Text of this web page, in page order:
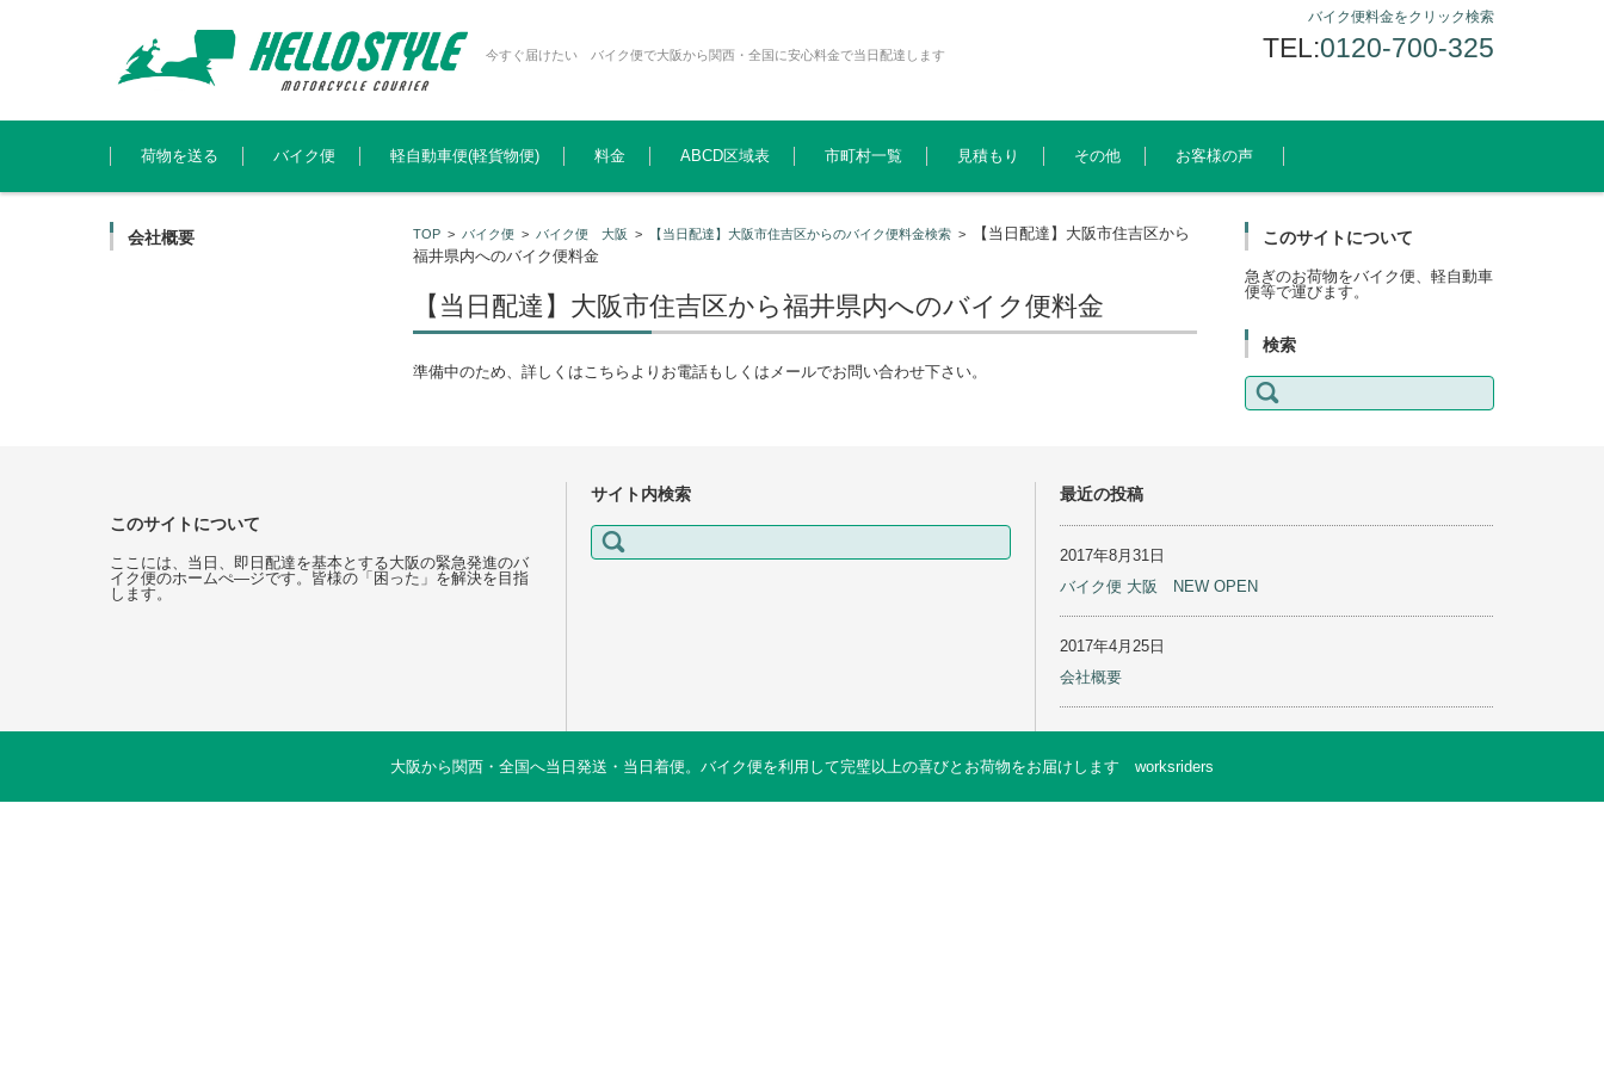
今すぐ届けたい バイク便で大阪から関西・全国に安心料金で当日配達します
バイク便料金をクリック検索
TEL:0120-700-325
コンテンツに移動
荷物を送る
バイク便 軽自動車便(軽貨物便) 料金 ABCD区域表 市町村一覧 見積もり その他 お客様の声
TOP > バイク便 > バイク便 大阪 > 【当日配達】大阪市住吉区からのバイク便料金検索 >
【当日配達】大阪市住吉区から
福井県内へのバイク便料金
【当日配達】大阪市住吉区から福井県内へのバイク便料金
準備中のため、詳しくはこちらよりお電話もしくはメールでお問い合わせ下さい。
会社概要 このサイトについて
急ぎのお荷物をバイク便、軽自動車
便等で運びます。
検索
検
索:
このサイトについて
ここには、当日、即日配達を基本とする大阪の緊急発進のバ
イク便のホームぺ―ジです。皆様の「困った」を解決を目指
します。
サイト内検索
検
索:
最近の投稿
2017年8月31日
バイク便 大阪 NEW OPEN
2017年4月25日
会社概要
大阪から関西・全国へ当日発送・当日着便。バイク便を利用して完璧以上の喜びとお荷物をお届けします worksriders